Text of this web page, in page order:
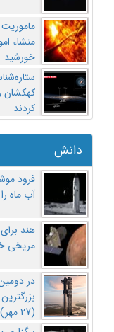
منشاء
خورشید
کهکشان
کردند
دانش
فرود
آب ماه
هند
مریخی
در
(27 مهر‌) چه اتفاقی افتاد؟